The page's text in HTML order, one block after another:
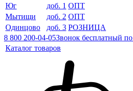
Юг
доб. 1 ОПТ
Мытищи
доб. 2 ОПТ
Одинцово
доб. 3 РОЗНИЦА
8 800 200-04-05Звонок бесплатный
Каталог товаров